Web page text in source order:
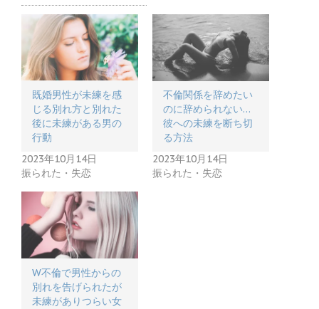
既婚男性が未練を感
じる別れ方と別れた
後に未練がある男の
行動
2023年10月14日
振られた・失恋
不倫関係を辞めたい
のに辞められない…
彼への未練を断ち切
る方法
2023年10月14日
振られた・失恋
W不倫で男性からの
別れを告げられたが
未練がありつらい女